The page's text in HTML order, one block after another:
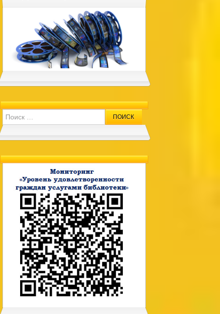
Search for: